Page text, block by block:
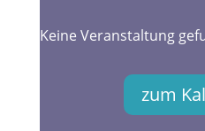
Keine Veranstaltung
zum